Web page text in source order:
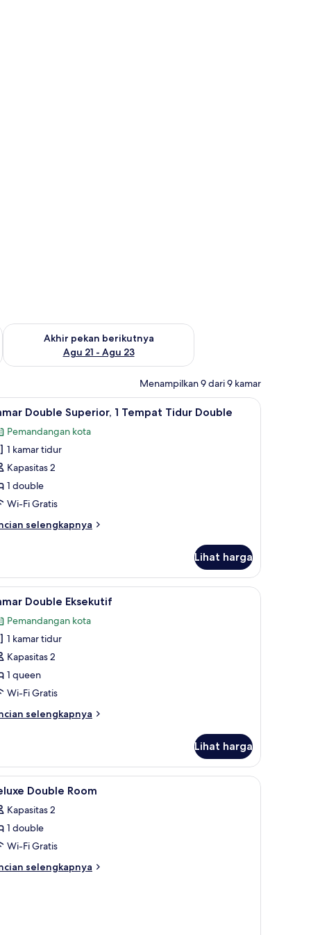
Agu 14 - Agu 16
Akhir pekan berikutnya
Agu 21 - Agu 23
Periksa ketersediaan untuk akhir pekan berikutnya Agu 21 -
Menampilkan 9 dari 9 kamar
Fi gratis
meja setrika, dan Wi-Fi gratis Kamar Double Superior, 1 Tempat Tidur
3 Double Superior, 1 Tempat Tidur Double
Pemandangan kota
1 kamar tidur
Kapasitas 2
1 double
Wi-Fi Gratis
selengkapnya
Lihat harga
| Tirai kedap cahaya, kedap suara, setrika/meja setrika, dan Wi-Fi
Kamar Double Eksekutif | Tirai kedap
4 Double Eksekutif
Pemandangan kota
1 kamar tidur
Kapasitas 2
1 queen
Wi-Fi Gratis
selengkapnya
Lihat harga
Tirai kedap cahaya, kedap suara, setrika/
1 Double Room
Kapasitas 2
1 double
Wi-Fi Gratis
selengkapnya